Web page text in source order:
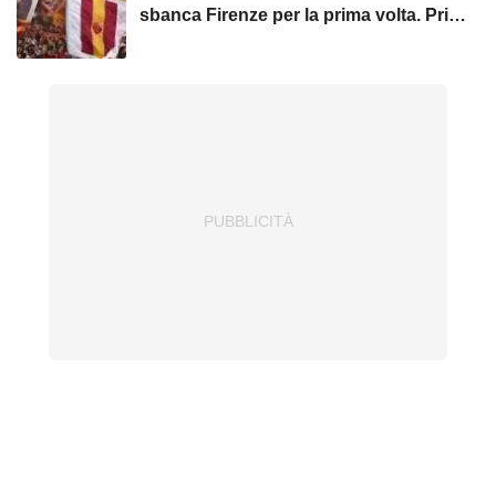
sbanca Firenze per la prima volta. Primi